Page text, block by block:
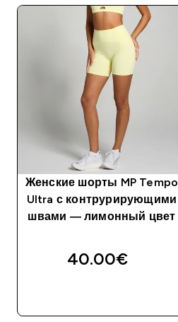
Женские шорты MP Tempo
Ultra с контрурирующими
швами — лимонный цвет
40.00€‎